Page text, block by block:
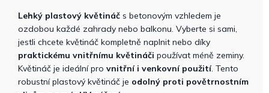
Lehký plastový květináč s betonovým vzhledem je
ozdobou každé zahrady nebo balkonu. Vyberte si sami,
jestli chcete květináč kompletně naplnit nebo díky
praktickému vnitřnímu květináči používat méně zeminy.
Květináč je ideální pro vnitřní i venkovní použití. Tento
robustní plastový květináč je odolný proti povětrnostním